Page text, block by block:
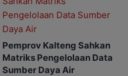
Pemprov Kalteng Sahkan
Matriks Pengelolaan Data
Sumber Daya Air